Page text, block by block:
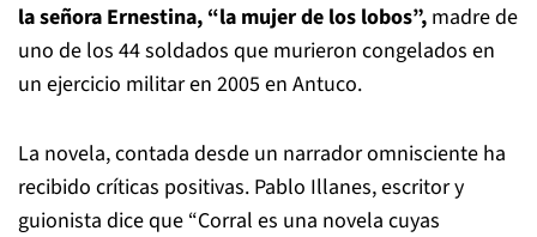
la señora Ernestina, “la mujer de los lobos”, madre de
uno de los 44 soldados que murieron congelados en
un ejercicio militar en 2005 en Antuco.
La novela, contada desde un narrador omnisciente ha
recibido críticas positivas. Pablo Illanes, escritor y
guionista dice que “Corral es una novela cuyas